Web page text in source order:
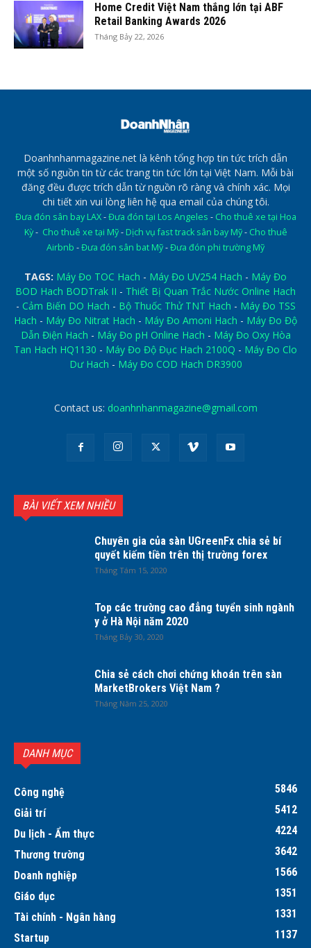
Home Credit Việt Nam thắng lớn tại ABF
Retail Banking Awards 2026
Tháng Bảy 22, 2026
Doanhnhanmagazine.net là kênh tổng hợp tin tức trích dẫn
một số nguồn tin từ các trang tin tức lớn tại Việt Nam. Mỗi bài
đăng đều được trích dẫn từ nguồn rõ ràng và chính xác. Mọi
chi tiết xin vui lòng liên hệ qua email của chúng tôi.
Đưa đón sân bay LAX-Đưa đón tại Los Angeles - Cho thuê xe tại Hoa
Kỳ- Cho thuê xe tại Mỹ- Dịch vụ fast track sân bay Mỹ- Cho thuê
Airbnb -Đưa đón sân bat Mỹ-Đưa đón phi trường Mỹ
TAGS: Máy Đo TOC Hach - Máy Đo UV254 Hach - Máy Đo
BOD Hach BODTrak II - Thiết Bị Quan Trắc Nước Online Hach
- Cảm Biến DO Hach - Bộ Thuốc Thử TNT Hach - Máy Đo TSS
Hach - Máy Đo Nitrat Hach - Máy Đo Amoni Hach - Máy Đo Độ
Dẫn Điện Hach - Máy Đo pH Online Hach - Máy Đo Oxy Hòa
Tan Hach HQ1130 - Máy Đo Độ Đục Hach 2100Q - Máy Đo Clo
Dư Hach - Máy Đo COD Hach DR3900
Contact us: doanhnhanmagazine@gmail.com
BÀI VIẾT XEM NHIỀU
Chuyên gia của sàn UGreenFx chia sẻ bí
quyết kiếm tiền trên thị trường forex
Tháng Tám 15, 2020
Top các trường cao đẳng tuyển sinh ngành
y ở Hà Nội năm 2020
Tháng Bảy 30, 2020
Chia sẻ cách chơi chứng khoán trên sàn
MarketBrokers Việt Nam ?
Tháng Năm 25, 2020
DANH MỤC
Công nghệ
5846
Giải trí
5412
Du lịch - Ẩm thực
4224
Thương trường
3642
Doanh nghiệp
1566
Giáo dục
1351
Tài chính - Ngân hàng
1331
Startup
1137